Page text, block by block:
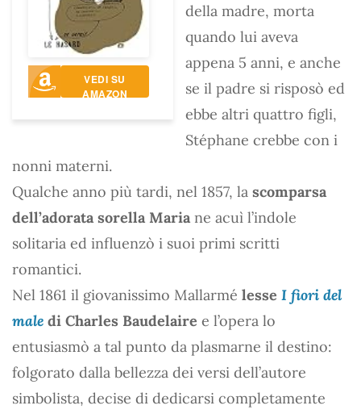
VEDI SU
AMAZON
della madre, morta
quando lui aveva
appena 5 anni, e anche
se il padre si risposò ed
ebbe altri quattro figli,
Stéphane crebbe con i
nonni materni.
Qualche anno più tardi, nel 1857, la scomparsa
dell’adorata sorella Maria ne acuì l’indole
solitaria ed influenzò i suoi primi scritti
romantici.
Nel 1861 il giovanissimo Mallarmé lesse I fiori del
male di Charles Baudelaire e l’opera lo
entusiasmò a tal punto da plasmarne il destino:
folgorato dalla bellezza dei versi dell’autore
simbolista, decise di dedicarsi completamente